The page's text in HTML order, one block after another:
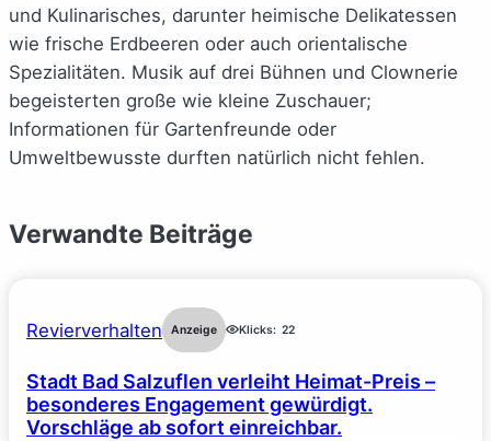
und Kulinarisches, darunter heimische Delikatessen
wie frische Erdbeeren oder auch orientalische
Spezialitäten. Musik auf drei Bühnen und Clownerie
begeisterten große wie kleine Zuschauer;
Informationen für Gartenfreunde oder
Umweltbewusste durften natürlich nicht fehlen.
Verwandte Beiträge
Revierverhalten Anzeige Klicks: 22
Stadt Bad Salzuflen verleiht Heimat-Preis –
besonderes Engagement gewürdigt.
Vorschläge ab sofort einreichbar.